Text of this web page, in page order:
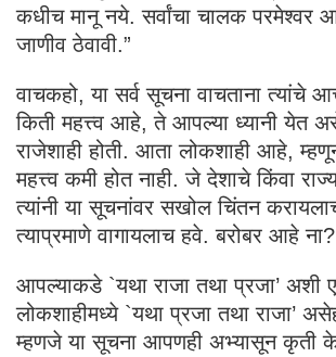
कधीच मानू नये. सर्वांचा चालक परमेश्वर
जाणीव ठेवावी.”
वाचकहो, या सर्व सूचना वाचताना त्यांचे
किती महत्त्व आहे, ते आपल्या ध्यानी येत
राजेशाही होती. आता लोकशाही आहे,
महत्त्व कमी होत नाही. जे देशाचे किंवा
त्यांनी या सूचनांवर सखोल चिंतन
त्याप्रमाणे वागायलाच हवे. बरोबर आहे ना?
आपल्याकडे `यथा राजा तथा प्रजा’
लोकशाहीमध्ये `यथा प्रजा तथा राजा’
म्हणजे या सूचना आपणही अभ्यासून कृती